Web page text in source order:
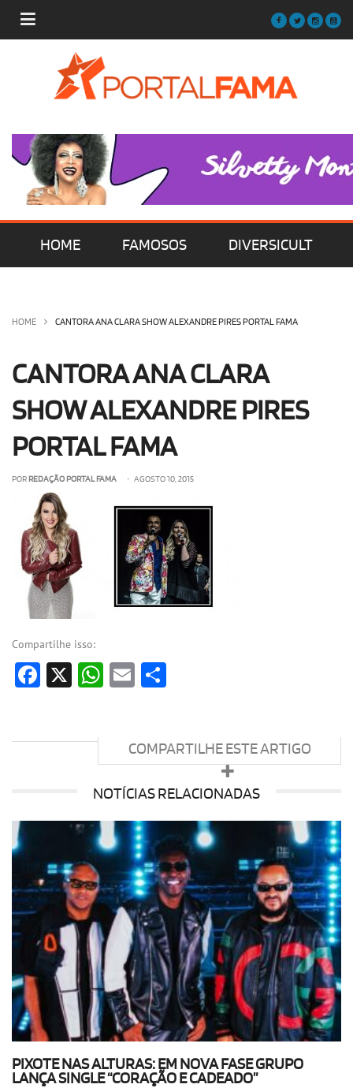
HOME FAMOSOS DIVERSICULT
OLHA ISSO! EU QUERO!
HOME CANTORA ANA CLARA SHOW ALEXANDRE PIRES PORTAL FAMA
CANTORA ANA CLARA
SHOW ALEXANDRE PIRES
PORTAL FAMA
POR REDAÇÃO PORTAL FAMA • AGOSTO 10, 2015
Compartilhe isso:
Facebook
X WhatsApp
Email
COMPARTILHE ESTE ARTIGO
NOTÍCIAS RELACIONADAS
PIXOTE NAS ALTURAS: EM NOVA FASE GRUPO
LANÇA SINGLE “CORAÇÃO E CADEADO”